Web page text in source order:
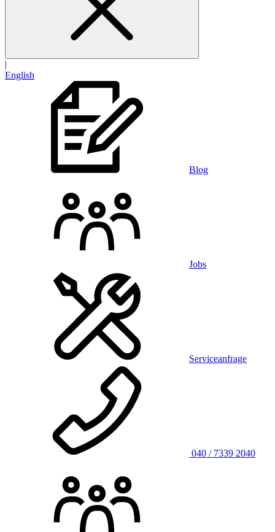
|
English
Blog
Jobs
Serviceanfrage
040 / 7339 2040